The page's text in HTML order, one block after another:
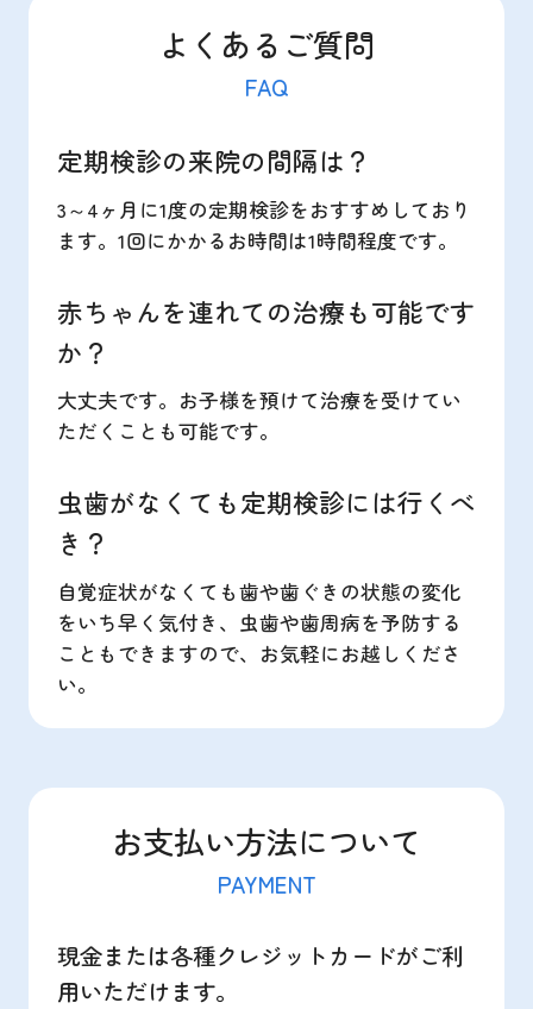
よくあるご質問
FAQ
定期検診の来院の間隔は？
3～4ヶ月に1度の定期検診をおすすめしており
ます。1回にかかるお時間は1時間程度です。
赤ちゃんを連れての治療も可能です
か？
大丈夫です。お子様を預けて治療を受けてい
ただくことも可能です。
虫歯がなくても定期検診には行くべ
き？
自覚症状がなくても歯や歯ぐきの状態の変化
をいち早く気付き、虫歯や歯周病を予防する
こともできますので、お気軽にお越しくださ
い。
お支払い方法について
PAYMENT
現金または各種クレジットカードがご利
用いただけます。